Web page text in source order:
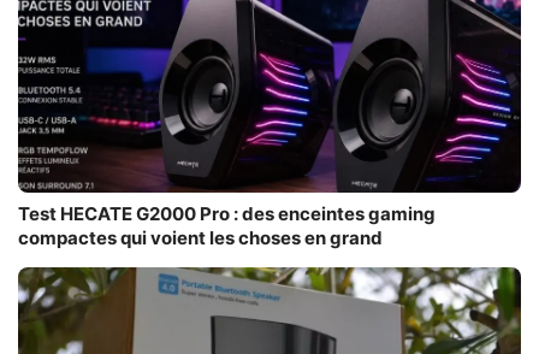
Test HECATE G2000 Pro : des enceintes gaming
compactes qui voient les choses en grand